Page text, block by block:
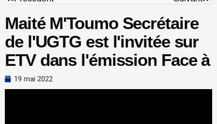
Maité M'Toumo Secrétaire
de l'UGTG est l'invitée sur
ETV dans l'émission Face à
19 mai 2022